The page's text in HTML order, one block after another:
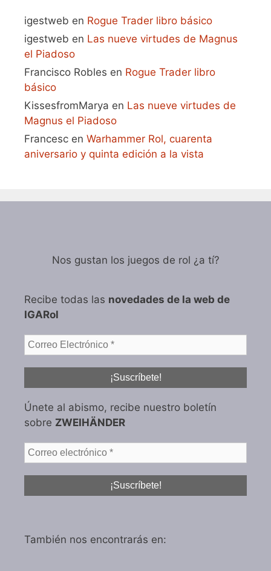
igestweb en Rogue Trader libro básico
igestweb en Las nueve virtudes de Magnus
el Piadoso
Francisco Robles en Rogue Trader libro
básico
KissesfromMarya en Las nueve virtudes de
Magnus el Piadoso
Francesc en Warhammer Rol, cuarenta
aniversario y quinta edición a la vista
Nos gustan los juegos de rol ¿a tí?
Recibe todas las novedades de la web de
IGARol
Únete al abismo, recibe nuestro boletín
sobre ZWEIHÄNDER
También nos encontrarás en: